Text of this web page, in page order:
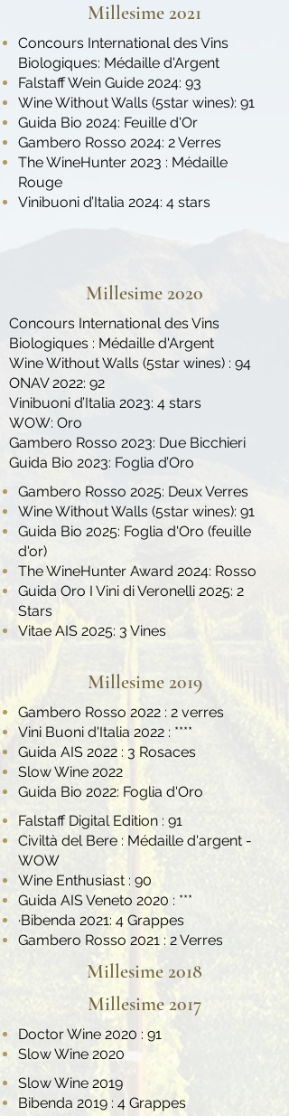
Millesime 2021
Concours International des Vins
Biologiques: Médaille d'Argent
Falstaff Wein Guide 2024: 93
Wine Without Walls (5star wines): 91
Guida Bio 2024: Feuille d'Or
​Gambero Rosso 2024: 2 Verres
The WineHunter 2023 : Médaille
Rouge
Vinibuoni d’Italia 2024: 4 stars
Millesime 2020
Concours International des Vins
Biologiques : Médaille d'Argent
Wine Without Walls (5star wines) : 94
ONAV 2022: 92
Vinibuoni d’Italia 2023: 4 stars
WOW: Oro
Gambero Rosso 2023: Due Bicchieri
Guida Bio 2023: Foglia d’Oro
Gambero Rosso 2025: Deux Verres
Wine Without Walls (5star wines): 91
Guida Bio 2025: Foglia d'Oro (feuille
d'or)
The WineHunter Award 2024: Rosso
Guida Oro I Vini di Veronelli 2025: 2
Stars
Vitae AIS 2025: 3 Vines
Millesime 2019
Gambero Rosso 2022 : 2 verres
Vini Buoni d'Italia 2022 : ****
Guida AIS 2022 : 3 Rosaces
Slow Wine 2022
Guida Bio 2022: Foglia d'Oro
Falstaff Digital Edition : 91
Civiltà del Bere : Médaille d'argent -
WOW
Wine Enthusiast : 90
Guida AIS Veneto 2020 : ***
·Bibenda 2021: 4 Grappes
Gambero Rosso 2021 : 2 Verres
Millesime 2018
Millesime 2017
Doctor Wine 2020 : 91
Slow Wine 2020
Slow Wine 2019
Bibenda 2019 : 4 Grappes